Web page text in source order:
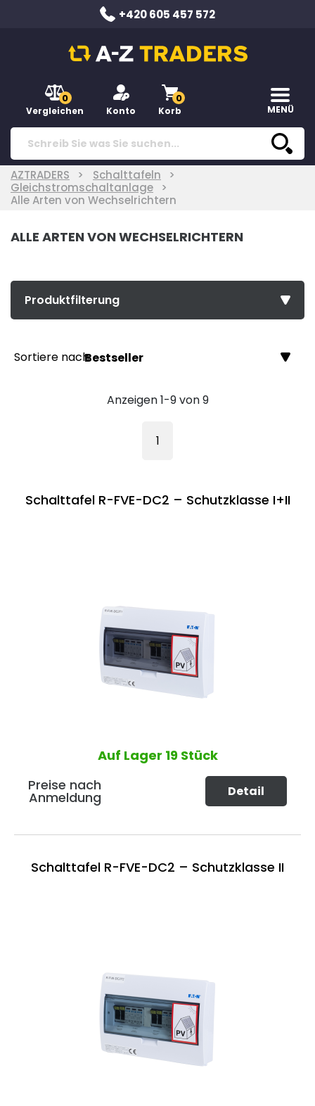
+420 605 457 572
0
Vergleichen Konto
0
Korb MENÜ
AZTRADERS
Schalttafeln
Gleichstromschaltanlage
Alle Arten von Wechselrichtern
ALLE ARTEN VON WECHSELRICHTERN
Produktfilterung
Sortiere nachBestseller
Anzeigen 1-9 von 9
1
Schalttafel R-FVE-DC2 – Schutzklasse I+II
Auf Lager 19 Stück
Preise nach
Anmeldung Detail
Schalttafel R-FVE-DC2 – Schutzklasse II